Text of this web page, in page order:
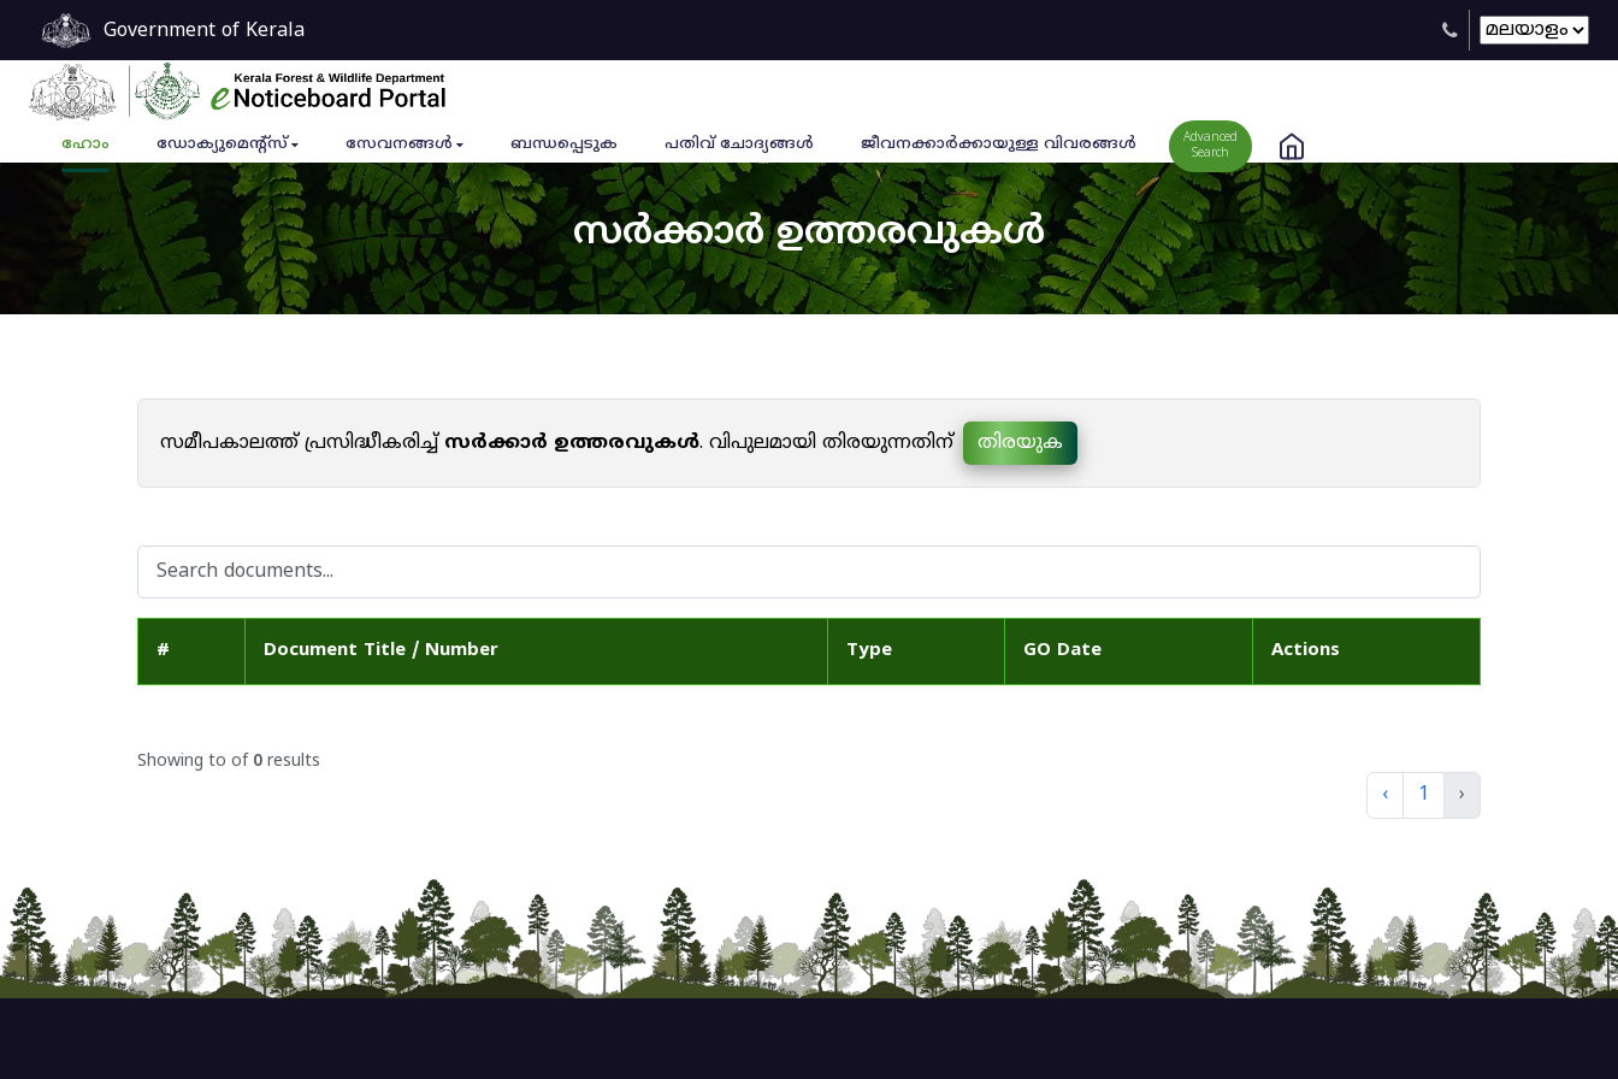
Government of Kerala
ഹോം ഡോക്യുമെൻ്റ്സ് സേവനങ്ങൾ ബന്ധപ്പെടുക പതിവ് ചോദ്യങ്ങൾ ജീവനക്കാര്‍ക്കായുള്ള വിവരങ്ങള്‍
Advanced
Search
സർക്കാർ ഉത്തരവുകൾ
സമീപകാലത്ത് പ്രസിദ്ധീകരിച്ച്സർക്കാർ ഉത്തരവുകൾ. വിപുലമായി തിരയുന്നതിന് തിരയുക
# Document Title / Number Type GO Date Actions
Showing to of 0 results
‹ 1 ›